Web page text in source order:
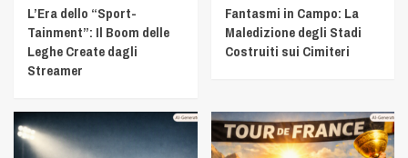
L’Era dello “Sport-
Tainment”: Il Boom delle
Leghe Create dagli
Streamer
Fantasmi in Campo: La
Maledizione degli Stadi
Costruiti sui Cimiteri